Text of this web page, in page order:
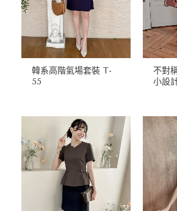
韓系高階氣場套裝 T-
55
不對
小設